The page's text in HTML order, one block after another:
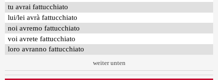
tu avrai fattucchiato
lui/lei avrà fattucchiato
noi avremo fattucchiato
voi avrete fattucchiato
loro avranno fattucchiato
weiter unten